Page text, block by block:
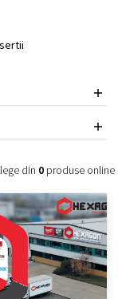
din 0produse online